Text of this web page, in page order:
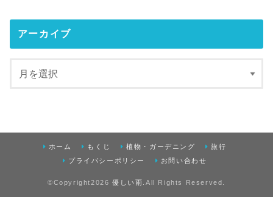
アーカイブ
ホーム もくじ 植物・ガーデニング
旅行
プライバシーポリシー
お問い合わせ
©Copyright2026 優しい雨 .All Rights Reserved.